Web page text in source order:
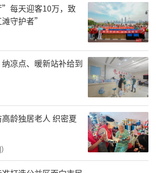
现场。通讯员供图
中拉开帷幕。此次捐赠的物资
书包”品牌统一封装，包含
星火燎原》《可爱的中国》等
籍和崭新的学习文具。
发区派出所青年民警化身“法
绕交通安全及网络安全等主
例，为同学们带来了一堂法治
容贴近学生实际，讲解风趣易
”每天迎客10万，致
守护者”
凉点、暖新站补给到
龄独居老人 织密夏